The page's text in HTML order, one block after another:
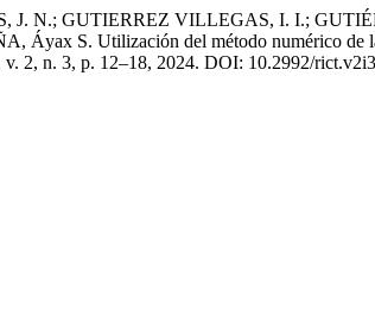
J. N.; GUTIERREZ VILLEGAS, I. I.;
S. Utilización del método numérico de
2, n. 3, p. 12–18, 2024. DOI: 10.2992/